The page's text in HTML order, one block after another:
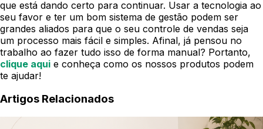
que está dando certo para continuar. Usar a tecnologia ao
seu favor e ter um bom sistema de gestão podem ser
grandes aliados para que o seu controle de vendas seja
um processo mais fácil e simples. Afinal, já pensou no
trabalho ao fazer tudo isso de forma manual? Portanto,
clique aqui e conheça como os nossos produtos podem
te ajudar!
Artigos Relacionados